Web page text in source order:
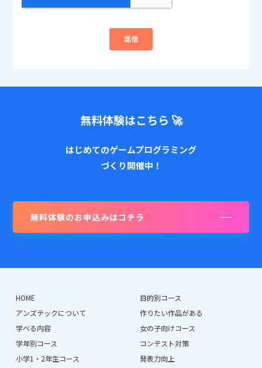
無料体験はこちら 🚀
はじめてのゲームプログラミング
づくり開催中！
無料体験のお申込みはコチラ
HOME
アンズテックについて
学べる内容
学年別コース
小学1・2年生コース
目的別コース
作りたい作品がある
女の子向けコース
コンテスト対策
発表力向上